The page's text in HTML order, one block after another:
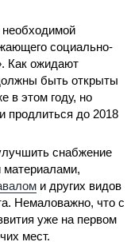
социально-
Как ожидают
быть открыты
в этом году, но
продлиться до 2018
снабжение
материалами,
и других видов
Немаловажно, что с
уже на первом
мест.